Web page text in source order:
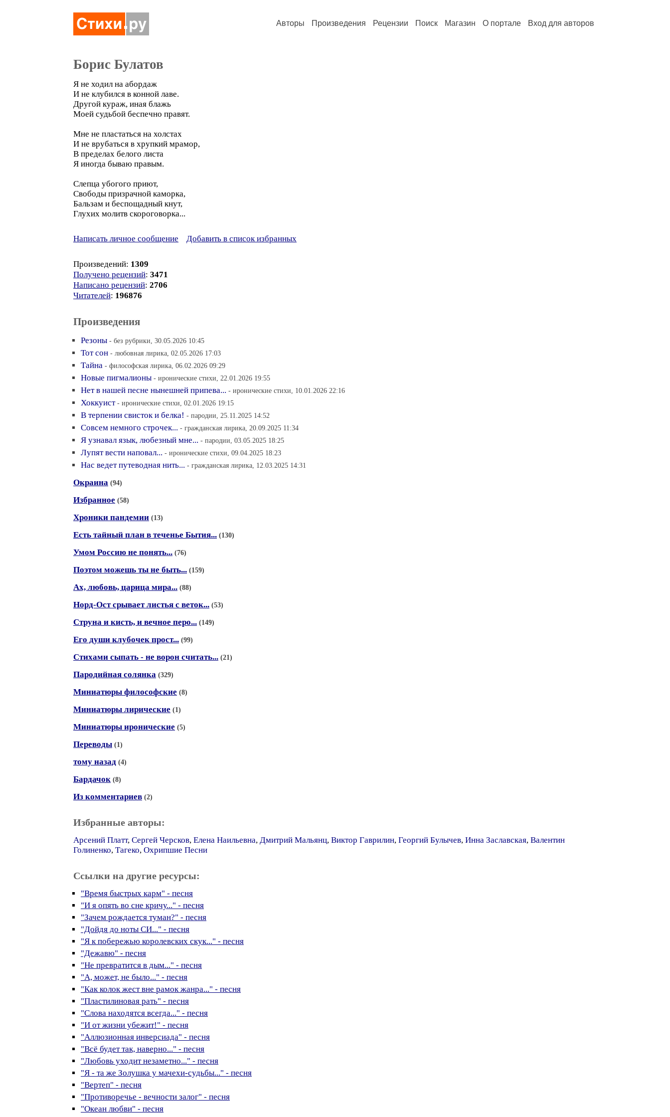
Авторы Произведения Рецензии Поиск Магазин О портале Вход для авторов
Борис Булатов
Я не ходил на абордаж
И не клубился в конной лаве.
Другой кураж, иная блажь
Моей судьбой беспечно правят.
Мне не пластаться на холстах
И не врубаться в хрупкий мрамор,
В пределах белого листа
Я иногда бываю правым.
Слепца убогого приют,
Свободы призрачной каморка,
Бальзам и беспощадный кнут,
Глухих молитв скороговорка...
Написать личное сообщение Добавить в список избранных
Произведений: 1309
Получено рецензий: 3471
Написано рецензий: 2706
Читателей: 196876
Произведения
Резоны - без рубрики, 30.05.2026 10:45
Тот сон - любовная лирика, 02.05.2026 17:03
Тайна - философская лирика, 06.02.2026 09:29
Новые пигмалионы - иронические стихи, 22.01.2026 19:55
Нет в нашей песне нынешней припева... - иронические стихи, 10.01.2026 22:16
Хоккуист - иронические стихи, 02.01.2026 19:15
В терпении свисток и белка! - пародии, 25.11.2025 14:52
Совсем немного строчек... - гражданская лирика, 20.09.2025 11:34
Я узнавал язык, любезный мне... - пародии, 03.05.2025 18:25
Лупят вести наповал... - иронические стихи, 09.04.2025 18:23
Нас ведет путеводная нить... - гражданская лирика, 12.03.2025 14:31
Окраина (94)
Избранное (58)
Хроники пандемии (13)
Есть тайный план в теченье Бытия... (130)
Умом Россию не понять... (76)
Поэтом можешь ты не быть... (159)
Ах, любовь, царица мира... (88)
Норд-Ост срывает листья с веток... (53)
Струна и кисть, и вечное перо... (149)
Его души клубочек прост... (99)
Стихами сыпать - не ворон считать... (21)
Пародийная солянка (329)
Миниатюры философские (8)
Миниатюры лирические (1)
Миниатюры иронические (5)
Переводы (1)
тому назад (4)
Бардачок (8)
Из комментариев (2)
Избранные авторы:
Арсений Платт, Сергей Черсков, Елена Наильевна, Дмитрий Мальянц, Виктор Гаврилин, Георгий Булычев, Инна Заславская, Валентин
Голиненко, Тагеко, Охрипшие Песни
Ссылки на другие ресурсы:
"Время быстрых карм" - песня
"И я опять во сне кричу..." - песня
"Зачем рождается туман?" - песня
"Дойдя до ноты СИ..." - песня
"Я к побережью королевских скук..." - песня
"Дежавю" - песня
"Не превратится в дым..." - песня
"А, может, не было..." - песня
"Как колок жест вне рамок жанра..." - песня
"Пластилиновая рать" - песня
"Слова находятся всегда..." - песня
"И от жизни убежит!" - песня
"Аллюзионная инверсиада" - песня
"Всё будет так, наверно..." - песня
"Любовь уходит незаметно..." - песня
"Я - та же Золушка у мачехи-судьбы..." - песня
"Вертеп" - песня
"Противоречье - вечности залог" - песня
"Океан любви" - песня